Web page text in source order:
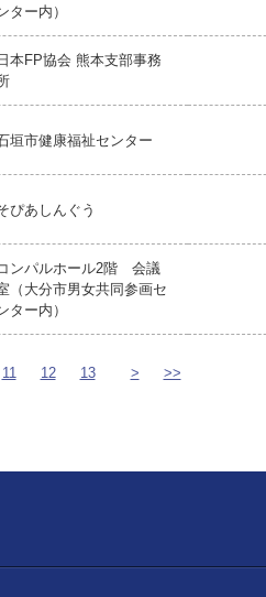
ター内）
日本FP協会 熊本支部事務
垣市健康福祉センター
ぴあしんぐう
ンパルホール2階 会議
（大分市男女共同参画セ
ター内）
11 12 13 > >>